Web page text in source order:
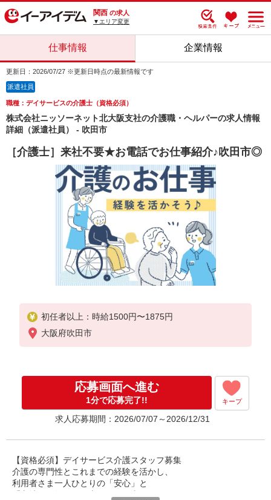
関西 の求人
▼エリア変更
仕事情報 企業情報
更新日：2026/07/27 ※更新日時点の最新情報です
派遣社員
職種：デイサービスの介護士（資格必須）
株式会社ニッソーネット北大阪支社の介護職・ヘルパーの求人情報
詳細（派遣社員） - 吹田市
［介護士］来社不要★お電話でお仕事紹介♪吹田市◎
初任者以上：時給1500円〜1875円
大阪府吹田市
応募画面へ進む
1分で応募完了!! キープ
求人応募期間：2026/07/07～2026/12/31
【資格必須】デイサービス介護スタッフ募集
介護の専門性とこれまでの経験を活かし、
利用者さま一人ひとりの「安心」と